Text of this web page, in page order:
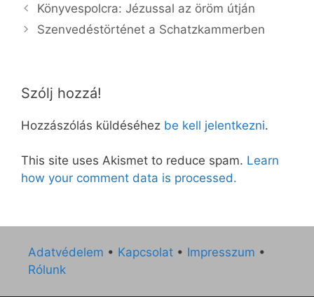
Könyvespolcra: Jézussal az öröm útján
Szenvedéstörténet a Schatzkammerben
Szólj hozzá!
Hozzászólás küldéséhez be kell jelentkezni.
This site uses Akismet to reduce spam. Learn
how your comment data is processed.
Adatvédelem • Kapcsolat • Impresszum •
Rólunk